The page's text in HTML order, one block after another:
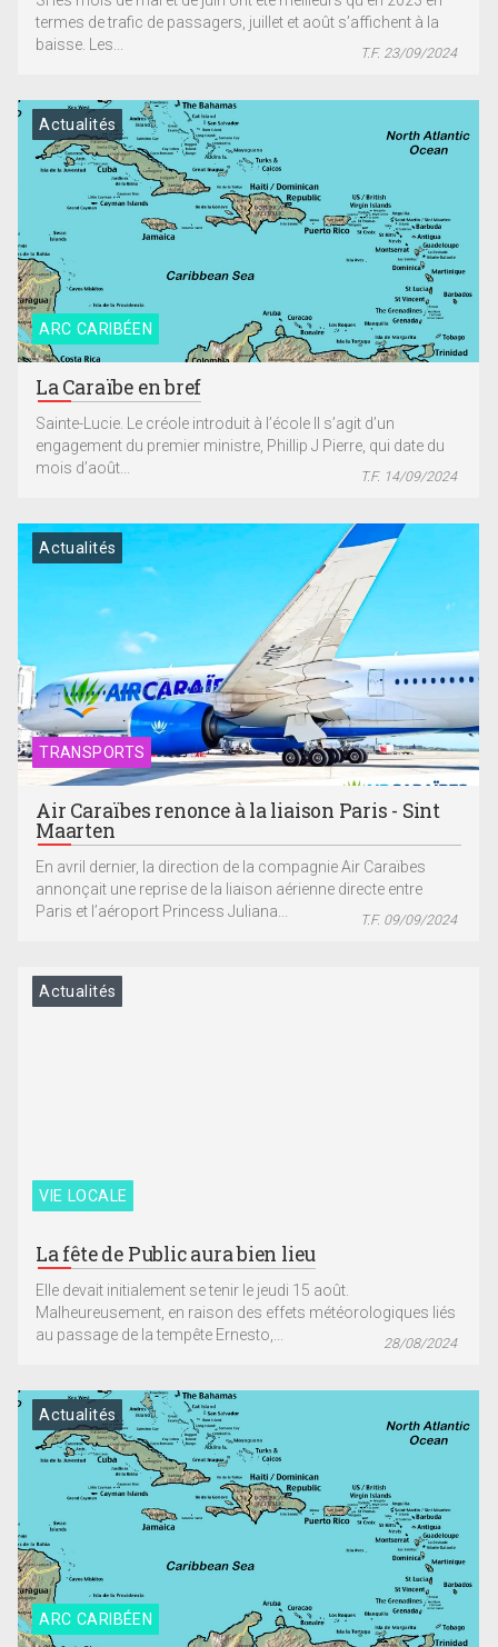
termes de trafic de passagers, juillet et août s’affichent à la
baisse. Les...
T.F. 23/09/2024
ARC CARIBÉEN
Actualités
La Caraïbe en bref
Sainte-Lucie. Le créole introduit à l’école Il s’agit d’un
engagement du premier ministre, Phillip J Pierre, qui date du
mois d’août...
T.F. 14/09/2024
TRANSPORTS
Actualités
Air Caraïbes renonce à la liaison Paris - Sint
Maarten
En avril dernier, la direction de la compagnie Air Caraïbes
annonçait une reprise de la liaison aérienne directe entre
Paris et l’aéroport Princess Juliana...
T.F. 09/09/2024
VIE LOCALE
Actualités
La fête de Public aura bien lieu
Elle devait initialement se tenir le jeudi 15 août.
Malheureusement, en raison des effets météorologiques liés
au passage de la tempête Ernesto,...
28/08/2024
ARC CARIBÉEN
Actualités